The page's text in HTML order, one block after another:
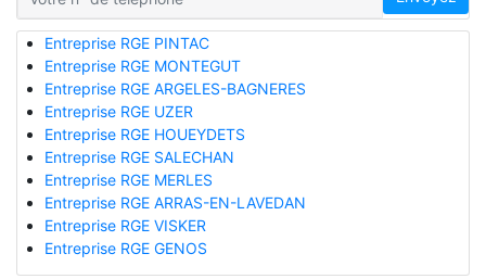
Entreprise RGE PINTAC
Entreprise RGE MONTEGUT
Entreprise RGE ARGELES-BAGNERES
Entreprise RGE UZER
Entreprise RGE HOUEYDETS
Entreprise RGE SALECHAN
Entreprise RGE MERLES
Entreprise RGE ARRAS-EN-LAVEDAN
Entreprise RGE VISKER
Entreprise RGE GENOS